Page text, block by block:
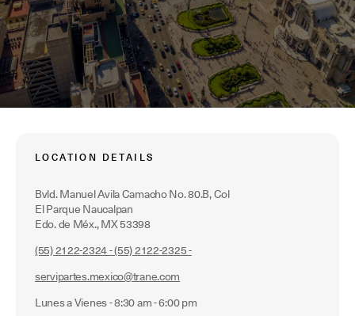
LOCATION DETAILS
Bvld. Manuel Avila Camacho No. 80.B, Col
El Parque Naucalpan
Edo. de Méx., MX 53398
(55) 2122-2324 - (55) 2122-2325 -
servipartes.mexico@trane.com
Lunes a Vienes - 8:30 am - 6:00 pm